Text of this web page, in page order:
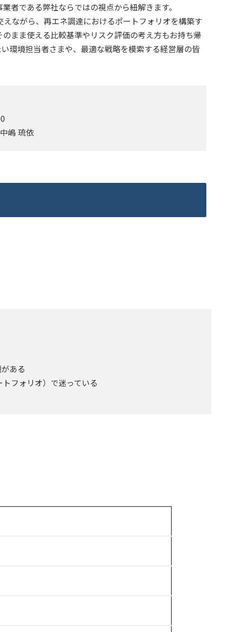
者である弊社ならではの視点から紐解きます。
ながら、再エネ調達におけるポートフォリオを構築す
まま使える比較基準やリスク評価の考え方もお持ち帰
環境担当者さまや、最適な戦略を模索する経営層の皆
嶋 琉依
ある
フォリオ）で迷っている